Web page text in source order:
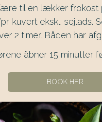
til en lækker frokost
kuvert ekskl. sejlads.
2 timer. Båden har
åbner 15 minutter
BOOK HER